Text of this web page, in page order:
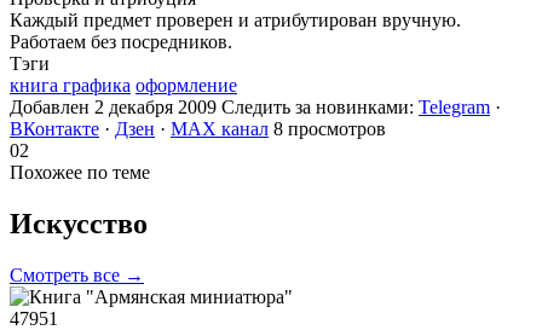
Каждый предмет проверен и атрибутирован вручную.
Работаем без посредников.
Тэги
книга графика оформление
Добавлен 2 декабря 2009 Следить за новинками: Telegram ·
ВКонтакте · Дзен · MAX канал 8 просмотров
02
Похожее по теме
Искусство
Смотреть все →
47951